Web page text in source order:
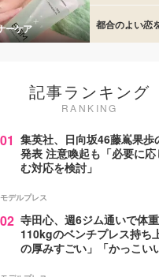
ーケア 都合のよい恋
記事ランキング
RANKING
01 集英社、日向坂46藤嶌果歩
発表 注意喚起も「必要に
む対応を検討」
モデルプレス
02 寺田心、週6ジム通いで体
110kgのベンチプレス持ち
の厚みすごい」「かっこい